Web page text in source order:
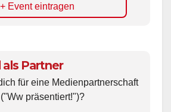
+ Event eintragen
Partner
für eine Medienpartnerschaft
präsentiert!")?